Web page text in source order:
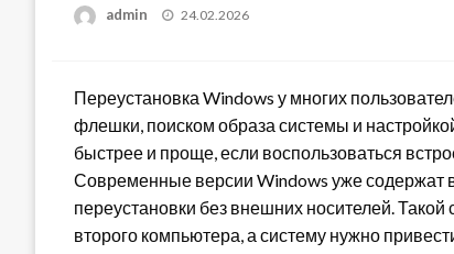
admin
Posted
24.02.2026
Переустановка Windows у многих
флешки, поиском образа системы и
быстрее и проще, если воспользоваться
Современные версии Windows уже содержат
переустановки без внешних носителей.
второго компьютера, а систему нужно